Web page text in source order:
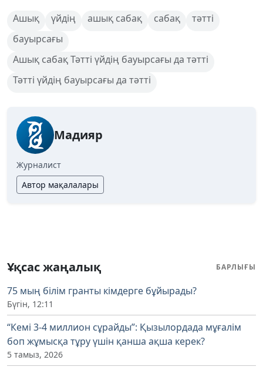
Ашық үйдің ашық сабақ сабақ
тәтті
бауырсағы
Ашық сабақ Тәтті үйдің бауырсағы да тәтті
Тәтті үйдің бауырсағы да тәтті
Мадияр
Журналист
Автор мақалалары
Ұқсас жаңалық БАРЛЫҒЫ
75 мың білім гранты кімдерге бұйырады?
Бүгін, 12:11
“Кемі 3-4 миллион сұрайды”: Қызылордада мұғалім
боп жұмысқа тұру үшін қанша ақша керек?
5 тамыз, 2026